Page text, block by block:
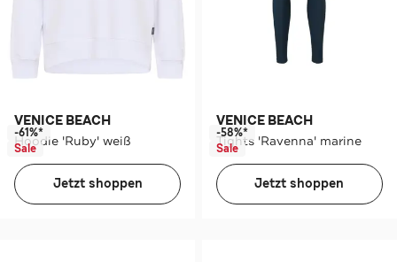
VENICE BEACH
Hoodie 'Ruby' weiß
-61%*
Sale
Jetzt shoppen
VENICE BEACH
Tights 'Ravenna' marine
-58%*
Sale
Jetzt shoppen